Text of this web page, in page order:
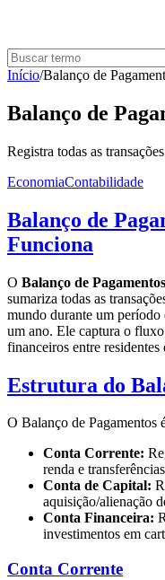
Início/Balanço de
Balanço de
Registra todas as
EconomiaContabilidade
Balanço de
Funciona
O Balanço de
sumariza todas as
mundo durante um período
um ano. Ele captura o
financeiros entre residentes
Estrutura do
O Balanço de Pagamentos
Conta Corrente:
renda e
Conta de Capital:
aquisição/alienação
Conta Financeira:
investimentos em
Conta Corrente